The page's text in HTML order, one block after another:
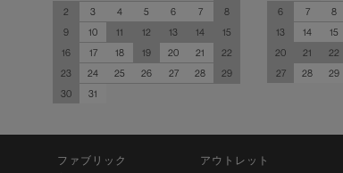
2
3 4 5 6 7
8
9
10 11 12 13 14
15
16
17 18 19 20 21
22
23
24 25 26 27 28
29
30
31
6
7 8
13
14 15
20
21 22
27
28 29
ファブリック アウトレット